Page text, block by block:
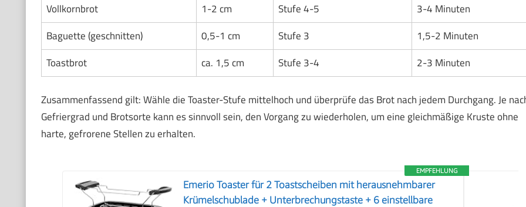
Vollkornbrot
1-2 cm Stufe 4-5
3-4 Minuten
Baguette (geschnitten)
0,5-1 cm Stufe 3
1,5-2 Minuten
Toastbrot
ca. 1,5 cm Stufe 3-4 2-3 Minuten
Zusammenfassend gilt: Wähle die Toaster-Stufe mittelhoch und überprüfe das Brot nach jedem Durchgang. Je
Gefriergrad und Brotsorte kann es sinnvoll sein, den Vorgang zu wiederholen, um eine gleichmäßige Kruste ohne
harte, gefrorene Stellen zu erhalten.
EMPFEHLUNG
Emerio Toaster für 2 Toastscheiben mit herausnehmbarer
Krümelschublade + Unterbrechungstaste + 6 einstellbare